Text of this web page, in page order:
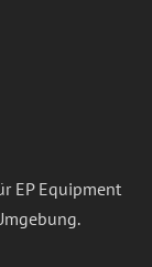
EP Equipment